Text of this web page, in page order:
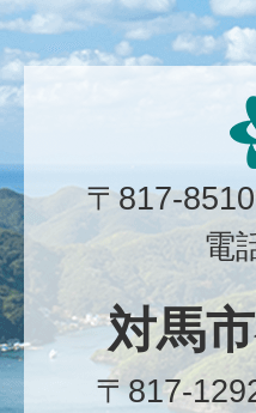
〒817-
電
対馬
〒817-